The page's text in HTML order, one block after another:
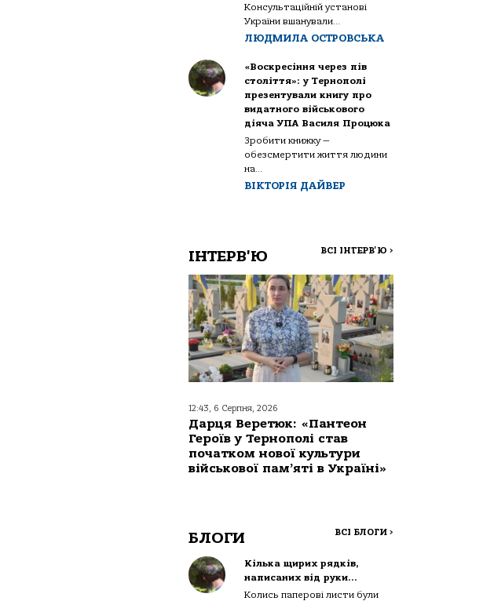
Консультаційній установі
України вшанували...
ЛЮДМИЛА ОСТРОВСЬКА
«Воскресіння через пів
століття»: у Тернополі
презентували книгу про
видатного військового
діяча УПА Василя Процюка
Зробити книжку —
обезсмертити життя людини
на...
ВІКТОРІЯ ДАЙВЕР
ІНТЕРВ'Ю ВСІ ІНТЕРВ'Ю >
12:43, 6 Серпня, 2026
Дарця Веретюк: «Пантеон
Героїв у Тернополі став
початком нової культури
військової пам’яті в Україні»
БЛОГИ ВСІ БЛОГИ >
Кілька щирих рядків,
написаних від руки…
Колись паперові листи були